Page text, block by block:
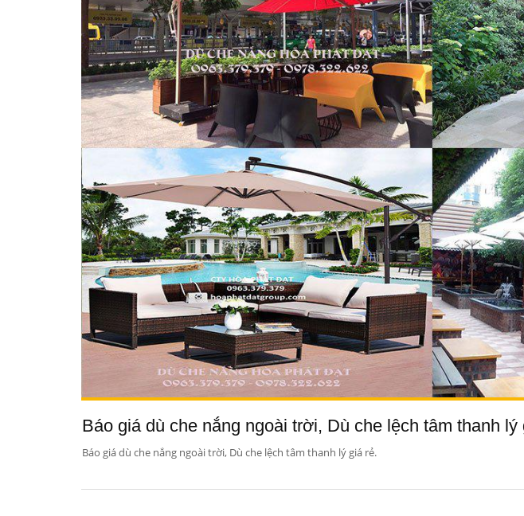
Báo giá dù che nắng ngoài trời, Dù che lệch tâm thanh lý
Báo giá dù che nắng ngoài trời, Dù che lệch tâm thanh lý giá rẻ.